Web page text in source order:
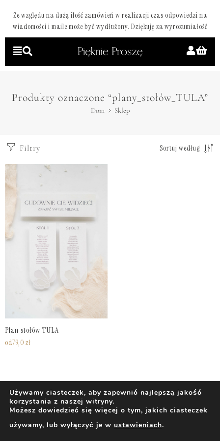
Ze względu na dużą ilość zamówień w realizacji czas odpowiedzi na
wiadomości i maile może być wydłużony. Dziękuję za wyrozumiałość
Produkty oznaczone “plany_stołów_TULA”
Dom Sklep
Filtry Sortuj według
Plan stołów TULA
od79,0 zł
Używamy ciasteczek, aby zapewnić najlepszą jakość
korzystania z naszej witryny.
Możesz dowiedzieć się więcej o tym, jakich ciasteczek
używamy, lub wyłączyć je w ustawieniach.